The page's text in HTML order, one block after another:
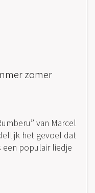
zomer
van Marcel
het gevoel dat
populair liedje